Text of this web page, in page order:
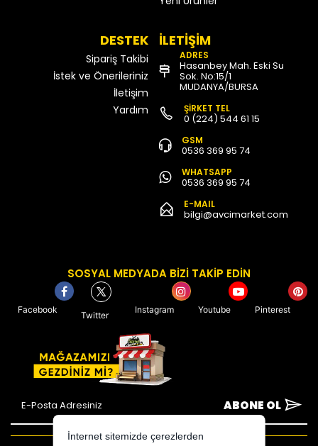
DESTEK
Sipariş Takibi
İstek ve Önerileriniz
İletişim
Yardım
İLETİŞİM
ADRES
Hasanbey Mah. Eski Su
Sok. No:15/1
MUDANYA/BURSA
ŞİRKET TEL
0 (224) 544 61 15
GSM
0536 369 95 74
WHATSAPP
0536 369 95 74
E-MAIL
bilgi@avcimarket.com
SOSYAL MEDYADA BİZİ TAKİP EDİN
Facebook
Twitter
Instagram Youtube Pinterest
ABONE OL
İnternet sitemizde çerezlerden